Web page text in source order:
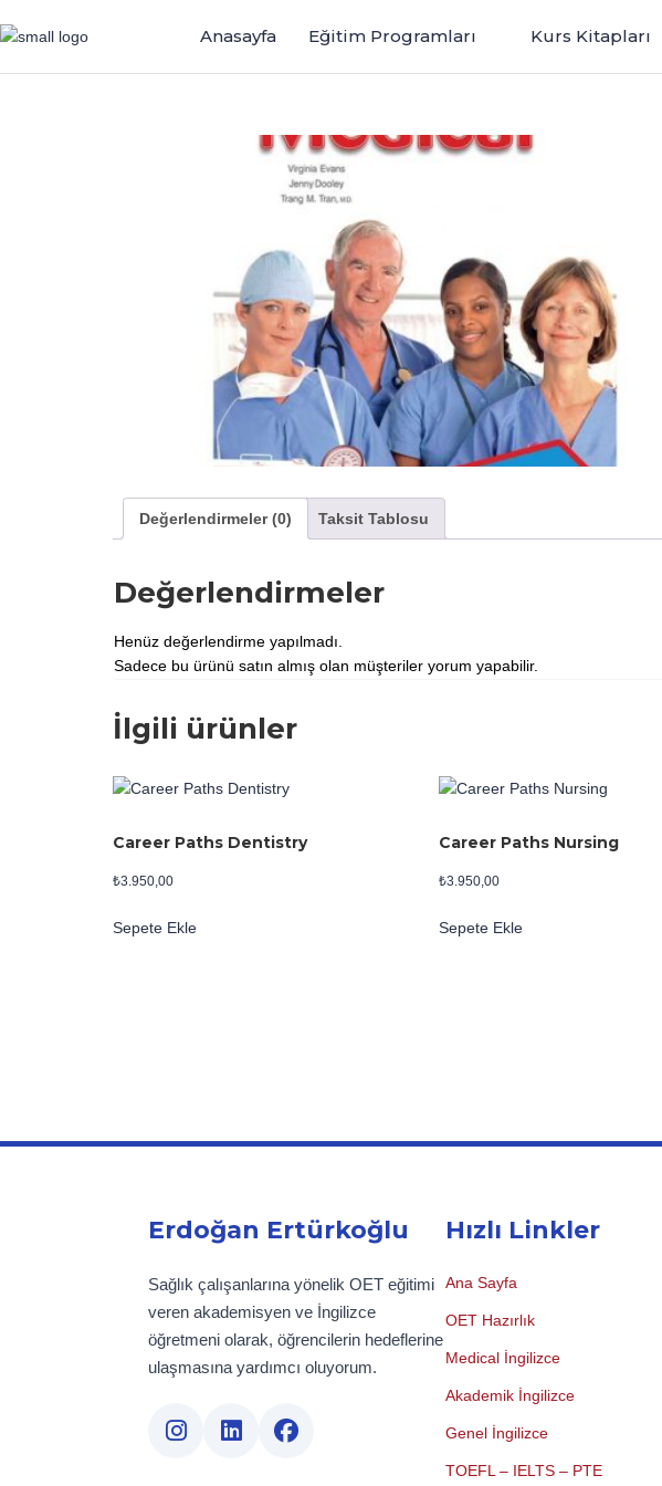
Anasayfa Eğitim Programları Kurs Kitapları
Değerlendirmeler (0) Taksit Tablosu
Değerlendirmeler
Henüz değerlendirme yapılmadı.
Sadece bu ürünü satın almış olan müşteriler yorum yapabilir.
İlgili ürünler
Career Paths Dentistry
₺3.950,00
Sepete Ekle
Career Paths Nursing
₺3.950,00
Sepete Ekle
Erdoğan Ertürkoğlu
Sağlık çalışanlarına yönelik OET eğitimi
veren akademisyen ve İngilizce
öğretmeni olarak, öğrencilerin hedeflerine
ulaşmasına yardımcı oluyorum.
Hızlı Linkler
Ana Sayfa
OET Hazırlık
Medical İngilizce
Akademik İngilizce
Genel İngilizce
TOEFL – IELTS – PTE